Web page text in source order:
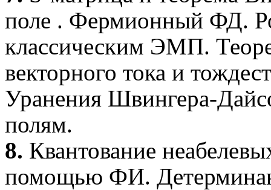
поле . Фермионный ФД.
классическим ЭМП.
векторного тока и
Уранения Швингера-
полям.
8. Квантование
помощью ФИ.